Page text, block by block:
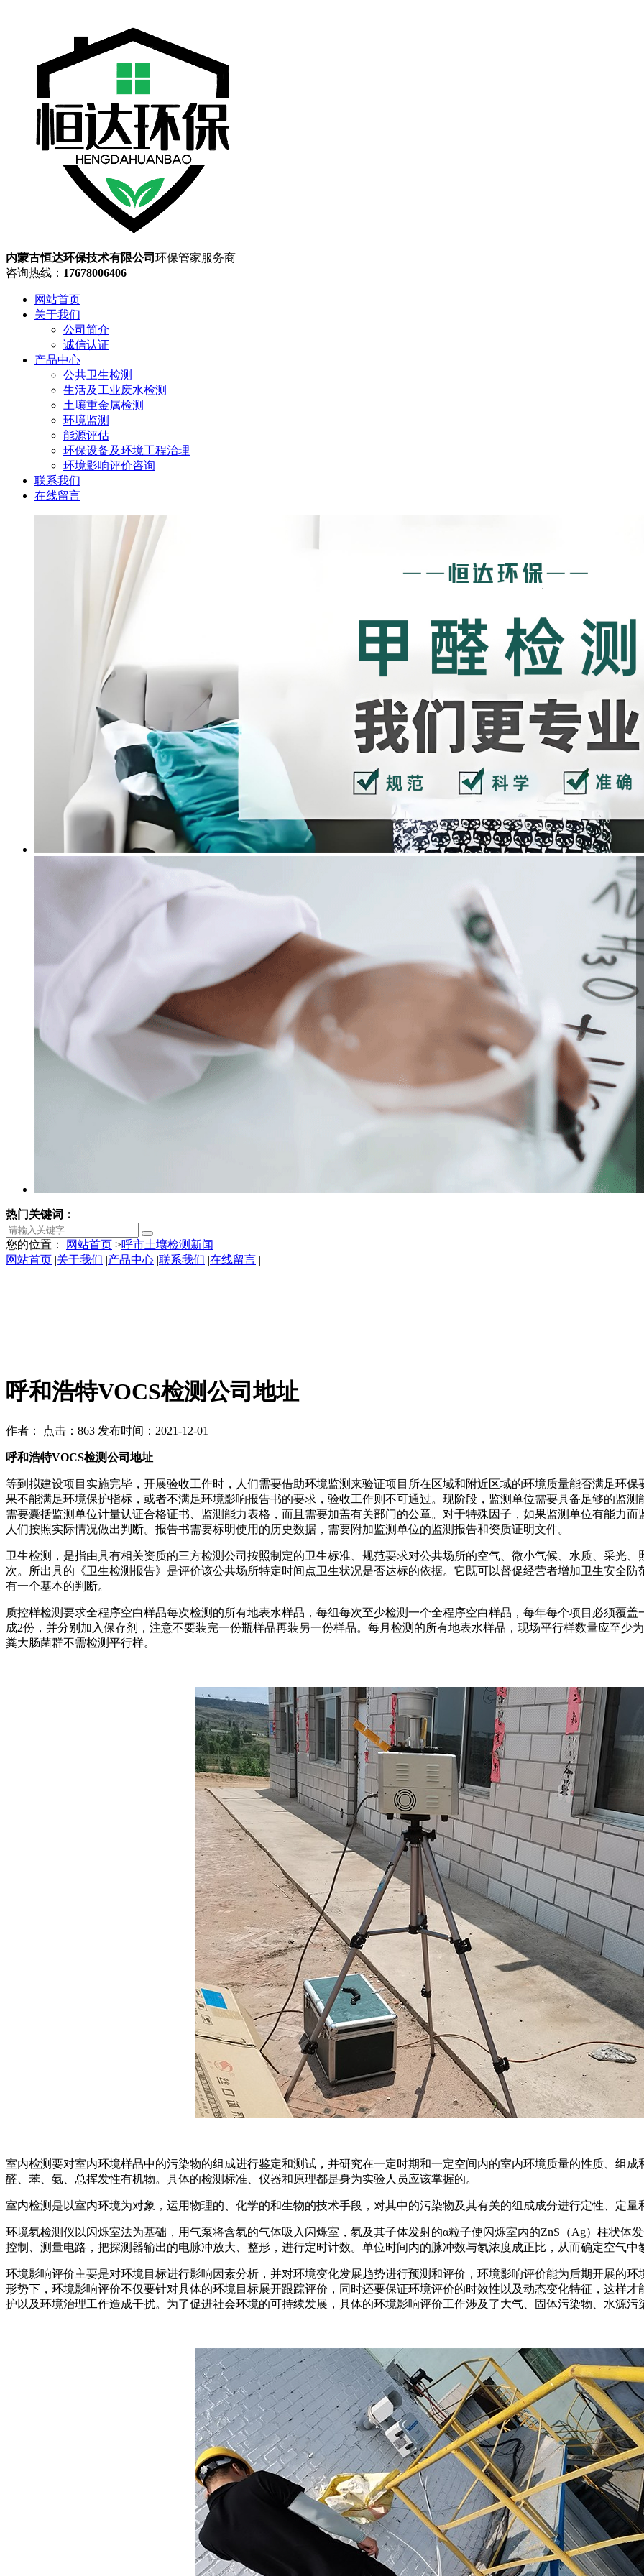
内蒙古恒达环保技术有限公司 环保管家服务商
咨询热线： 17678006406
网站首页
关于我们
公司简介
诚信认证
产品中心
公共卫生检测
生活及工业废水检测
土壤重金属检测
环境监测
能源评估
环保设备及环境工程治理
环境影响评价咨询
联系我们
在线留言
热门关键词：
您的位置： 网站首页 >呼市土壤检测新闻
呼和浩特VOCS检测公司地址
作者： 点击：863 发布时间：2021-12-01
呼和浩特VOCS检测公司地址
等到拟建设项目实施完毕，开展验收工作时，人们需要借助环境监测来验证项目所在区域和附近区域的环境质量能否满足环
果不能满足环境保护指标，或者不满足环境影响报告书的要求，验收工作则不可通过。现阶段，监测单位需要具备足够的监
需要囊括监测单位计量认证合格证书、监测能力表格，而且需要加盖有关部门的公章。对于特殊因子，如果监测单位有能力
人们按照实际情况做出判断。报告书需要标明使用的历史数据，需要附加监测单位的监测报告和资质证明文件。
卫生检测，是指由具有相关资质的三方检测公司按照制定的卫生标准、规范要求对公共场所的空气、微小气候、水质、采光
次。所出具的《卫生检测报告》是评价该公共场所特定时间点卫生状况是否达标的依据。它既可以督促经营者增加卫生安全
有一个基本的判断。
质控样检测要求全程序空白样品每次检测的所有地表水样品，每组每次至少检测一个全程序空白样品，每年每个项目必须覆
成2份，并分别加入保存剂，注意不要装完一份瓶样品再装另一份样品。每月检测的所有地表水样品，现场平行样数量应至少
粪大肠菌群不需检测平行样。
室内检测要对室内环境样品中的污染物的组成进行鉴定和测试，并研究在一定时期和一定空间内的室内环境质量的性质、组
醛、苯、氨、总挥发性有机物。具体的检测标准、仪器和原理都是身为实验人员应该掌握的。
室内检测是以室内环境为对象，运用物理的、化学的和生物的技术手段，对其中的污染物及其有关的组成成分进行定性、定
环境氡检测仪以闪烁室法为基础，用气泵将含氡的气体吸入闪烁室，氡及其子体发射的α粒子使闪烁室内的ZnS（Ag）柱状体
控制、测量电路，把探测器输出的电脉冲放大、整形，进行定时计数。单位时间内的脉冲数与氡浓度成正比，从而确定空气中
环境影响评价主要是对环境目标进行影响因素分析，并对环境变化发展趋势进行预测和评价，环境影响评价能为后期开展的
形势下，环境影响评价不仅要针对具体的环境目标展开跟踪评价，同时还要保证环境评价的时效性以及动态变化特征，这样
护以及环境治理工作造成干扰。为了促进社会环境的可持续发展，具体的环境影响评价工作涉及了大气、固体污染物、水源
网站首页 |关于我们 |产品中心 |联系我们 |在线留言 |